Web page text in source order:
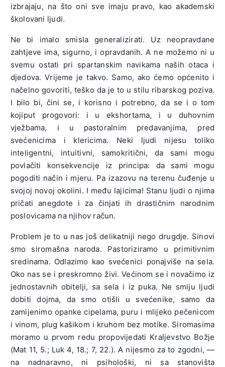
izbrajaju, na što oni sve imaju pravo, kao akademski
školovani ljudi.
Ne bi imalo smisla generalizirati. Uz neopravdane
zahtjeve ima, sigurno, i opravdanih. A ne možemo ni u
svemu ostati pri spartanskim navikama naših otaca i
djedova. Vrijeme je takvo. Samo, ako ćemo općenito i
načelno govoriti, teško da je to u stilu ribarskog poziva.
I bilo bi, čini se, i korisno i potrebno, da se i o tom
kojiput progovori: i u ekshortama, i u duhovnim
vježbama, i u pastoralnim predavanjima, pred
svećenicima i klericima. Neki ljudi nijesu toliko
inteligentni, intuitivni, samokritični, da sami mogu
povlačiti konsekvencije iz principa: da sami mogu
pogoditi način i mjeru. Pa izazovu na terenu čuđenje u
svojoj novoj okolini. I među lajicima! Stanu ljudi o njima
pričati anegdote i za činjati ih drastičnim narodnim
poslovicama na njihov račun.
Problem je to u nas još delikatniji nego drugdje. Sinovi
smo siromašna naroda. Pastoriziramo u primitivnim
sredinama. Odlazimo kao svećenici ponajviše na sela.
Oko nas se i preskromno živi. Većinom se i novačimo iz
jednostavnih obitelji, sa sela i iz puka. Ne smiju ljudi
dobiti dojma, da smo otišli u svećenike, samo da
zamijenimo opanke cipelama, puru i mlijeko pečenicom
i vinom, plug kašikom i kruhom bez motike. Siromasima
moramo u prvom redu propovijedati Kraljevstvo Božje
(Mat 11, 5.; Luk 4, 18.; 7, 22.). A nijesmo za to zgodni, —
na nadnaravno, ni psihološki, ni sa stanovišta